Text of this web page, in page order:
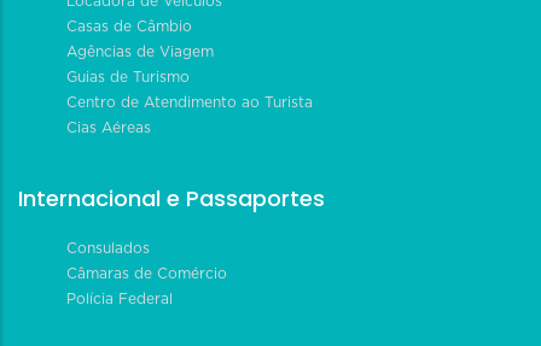
Casas de Câmbio
Agências de Viagem
Guias de Turismo
Centro de Atendimento ao Turista
Cias Aéreas
Internacional e Passaportes
Consulados
Câmaras de Comércio
Polícia Federal